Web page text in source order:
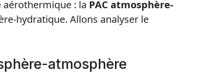
: la PAC atmosphère-
hydratique. Allons analyser le
atmosphère